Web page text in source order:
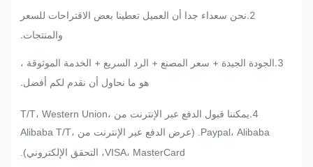
2. نحن سعداء جدا أن العميل تعطينا بعض الاقتراحات للسعر
والمنتجات.
3.الجودة الجيدة + سعر المصنع + الرد السريع + الخدمة الموثوقة ،
هو ما نحاول أن نقدم لكم أفضل.
4.
يمكننا قبول الدفع عبر الإنترنت من T/T، Western Union،
Paypal، Alibaba. (عرض الدفع عبر الإنترنت من Alibaba T/T،
VISA، MasterCard، التحقق الإلكتروني).